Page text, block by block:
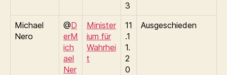
3
Michael
Nero
@D
erM
ich
ael
Ner
Minister
ium für
Wahrhei
t
11
.1
1.
2
0
Ausgeschieden